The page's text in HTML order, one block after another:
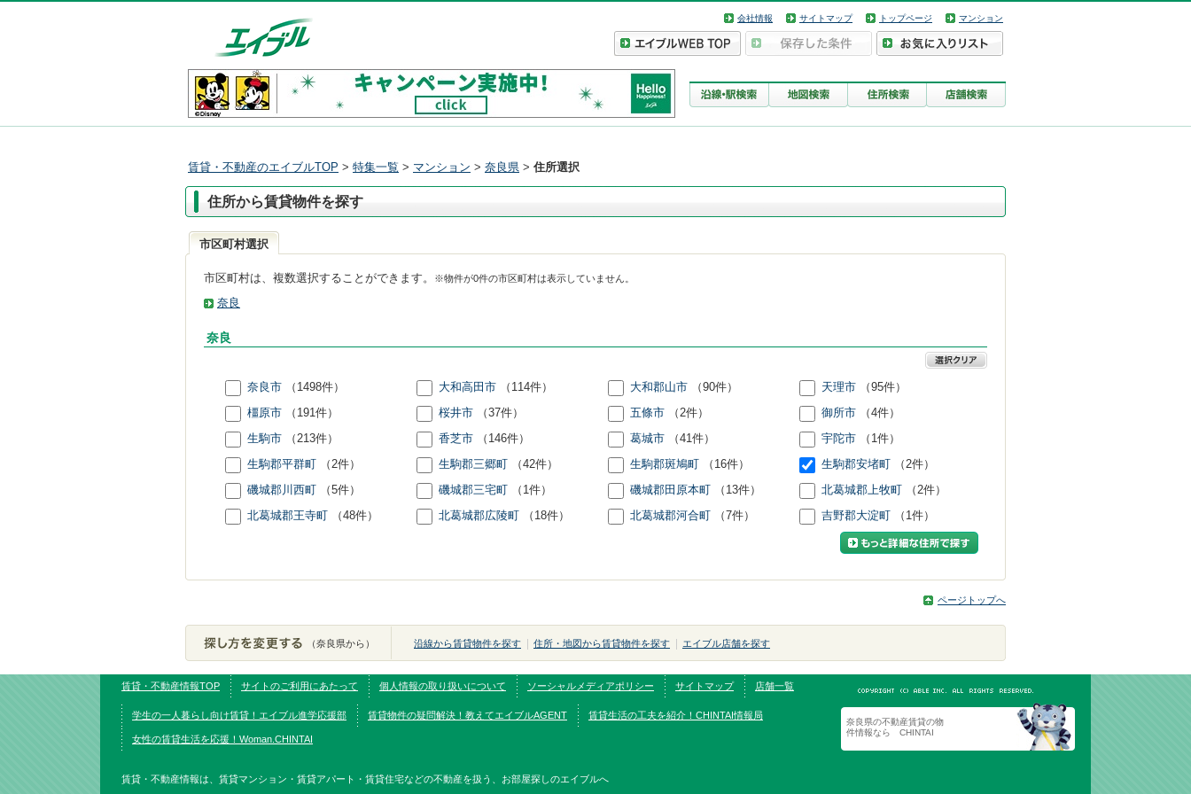
会社情報 サイトマップ トップページ マンション
賃貸・不動産のエイブルTOP > 特集一覧 > マンション > 奈良県 > 住所選択
住所から賃貸物件を探す
市区町村選択
市区町村は、複数選択することができます。 ※物件が0件の市区町村は表示していません。
奈良
奈良
奈良市 （1498件） 大和高田市 （114件） 大和郡山市 （90件） 天理市
（95件）
橿原市
（191件） 桜井市 （37件） 五條市 （2件） 御所市
（4件）
生駒市
（213件） 香芝市 （146件） 葛城市 （41件） 宇陀市
（1件）
生駒郡平群町
（2件） 生駒郡三郷町 （42件） 生駒郡斑鳩町 （16件） 生駒郡安堵町
（2件）
磯城郡川西町
（5件） 磯城郡三宅町 （1件） 磯城郡田原本町 （13件） 北葛城郡上牧町
（2件）
北葛城郡王寺町
（48件） 北葛城郡広陵町 （18件） 北葛城郡河合町 （7件） 吉野郡大淀町 （1件）
ページトップへ
（奈良県から） 沿線から賃貸物件を探す 住所・地図から賃貸物件を探す エイブル店舗を探す
賃貸・不動産情報TOP サイトのご利用にあたって 個人情報の取り扱いについて ソーシャルメディアポリシー サイトマップ 店舗一覧
学生の一人暮らし向け賃貸！エイブル進学応援部 賃貸物件の疑問解決！教えてエイブルAGENT 賃貸生活の工夫を紹介！CHINTAI情報局
女性の賃貸生活を応援！Woman.CHINTAI
賃貸・不動産情報は、賃貸マンション・賃貸アパート・賃貸住宅などの不動産を扱う、お部屋探しのエイブルへ
奈良県の不動産賃貸の物
件情報なら CHINTAI